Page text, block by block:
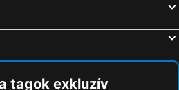
tagok exkluzív